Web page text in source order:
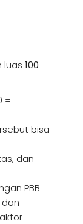
luas 100
=
bisa
dan
PBB